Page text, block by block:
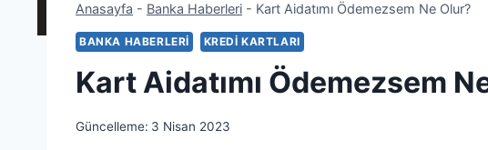
Anasayfa - Banka Haberleri - Kart Aidatımı Ödemezsem Ne Olur?
BANKA HABERLERI KREDI KARTLARI
Kart Aidatımı Ödemezsem
Güncelleme: 3 Nisan 2023